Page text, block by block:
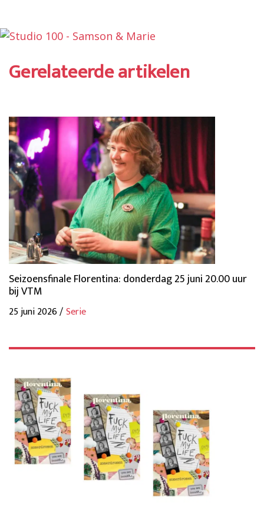
Gerelateerde artikelen
Seizoensfinale Florentina: donderdag 25 juni 20.00 uur
bij VTM
25 juni 2026 /Serie